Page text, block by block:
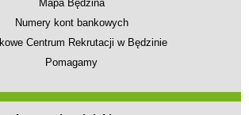
Mapa Będzina
Numery kont bankowych
Centrum Rekrutacji w Będzinie
Pomagamy